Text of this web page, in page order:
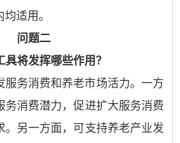
适用。
问题二
具将发挥哪些作用？
服务消费和养老市场活力。一方
务消费潜力，促进扩大服务消费
。另一方面，可支持养老产业发